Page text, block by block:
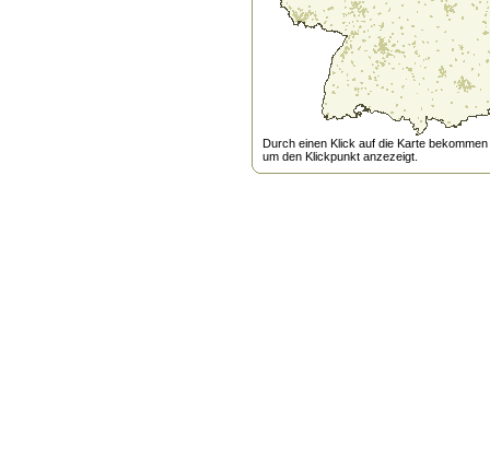
Durch einen Klick auf die Karte
um den Klickpunkt anzezeigt.